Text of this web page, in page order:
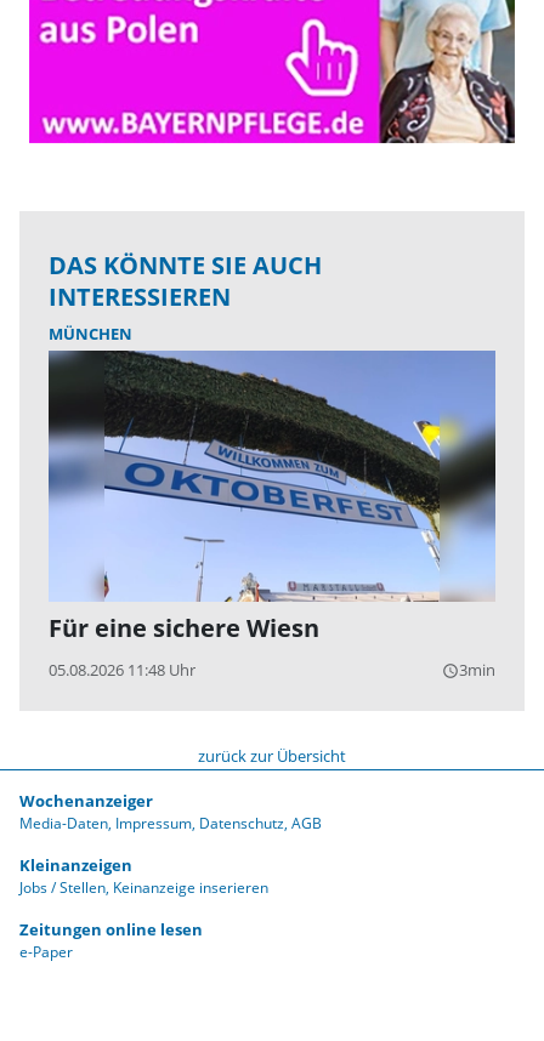
DAS KÖNNTE SIE AUCH
INTERESSIEREN
MÜNCHEN
Für eine sichere Wiesn
05.08.2026 11:48 Uhr query_builder3min
zurück zur Übersicht
Wochenanzeiger
Media-Daten Impressum Datenschutz AGB
Kleinanzeigen
Jobs / Stellen Keinanzeige inserieren
Zeitungen online lesen
e-Paper